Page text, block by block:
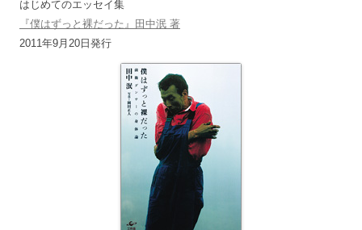
はじめてのエッセイ集
『僕はずっと裸だった』田中泯 著
2011年9月20日発行